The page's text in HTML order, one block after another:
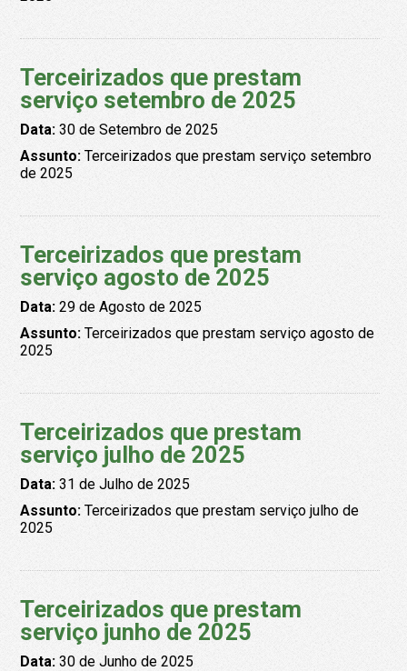
Terceirizados que prestam
serviço setembro de 2025
Data:30 de Setembro de 2025
Assunto:Terceirizados que prestam serviço setembro
de 2025
Terceirizados que prestam
serviço agosto de 2025
Data:29 de Agosto de 2025
Assunto:Terceirizados que prestam serviço agosto de
2025
Terceirizados que prestam
serviço julho de 2025
Data:31 de Julho de 2025
Assunto:Terceirizados que prestam serviço julho de
2025
Terceirizados que prestam
serviço junho de 2025
Data:30 de Junho de 2025